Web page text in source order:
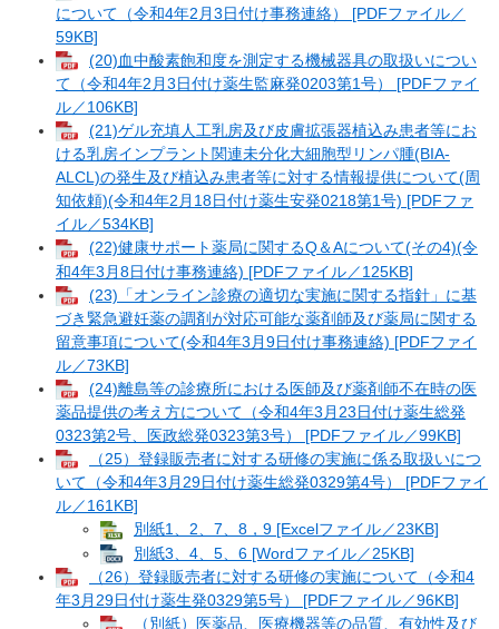
について（令和4年2月3日付け事務連絡） [PDFファイル／
59KB]
(20)血中酸素飽和度を測定する機械器具の取扱いについ
て（令和4年2月3日付け薬生監麻発0203第1号） [PDFファイ
ル／106KB]
(21)ゲル充填人工乳房及び皮膚拡張器植込み患者等にお
ける乳房インプラント関連未分化大細胞型リンパ腫(BIA-
ALCL)の発生及び植込み患者等に対する情報提供について(周
知依頼)(令和4年2月18日付け薬生安発0218第1号) [PDFファ
イル／534KB]
(22)健康サポート薬局に関するQ＆Aについて(その4)(令
和4年3月8日付け事務連絡) [PDFファイル／125KB]
(23)「オンライン診療の適切な実施に関する指針」に基
づき緊急避妊薬の調剤が対応可能な薬剤師及び薬局に関する
留意事項について(令和4年3月9日付け事務連絡) [PDFファイ
ル／73KB]
(24)離島等の診療所における医師及び薬剤師不在時の医
薬品提供の考え方について（令和4年3月23日付け薬生総発
0323第2号、医政総発0323第3号） [PDFファイル／99KB]
（25）登録販売者に対する研修の実施に係る取扱いにつ
いて（令和4年3月29日付け薬生総発0329第4号） [PDFファイ
ル／161KB]
別紙1、2、7、8，9 [Excelファイル／23KB]
別紙3、4、5、6 [Wordファイル／25KB]
（26）登録販売者に対する研修の実施について（令和4
年3月29日付け薬生発0329第5号） [PDFファイル／96KB]
（別紙）医薬品、医療機器等の品質、有効性及び